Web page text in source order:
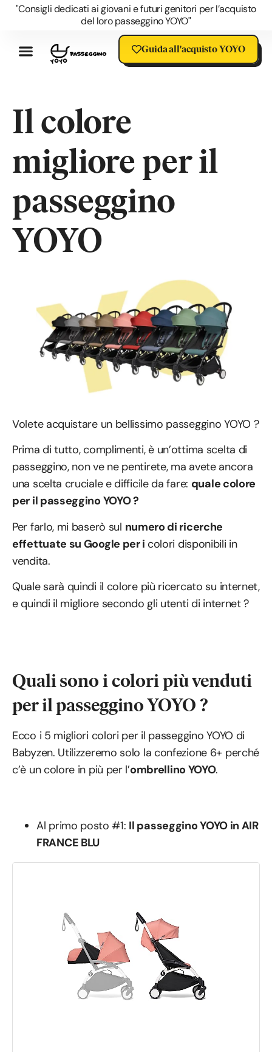
"Consigli dedicati ai giovani e futuri genitori per l’acquisto
del loro passeggino YOYO"
Guida all'acquisto YOYO
Il colore
migliore per il
passeggino
YOYO
Volete acquistare un bellissimo passeggino YOYO ?
Prima di tutto, complimenti, è un’ottima scelta di
passeggino, non ve ne pentirete, ma avete ancora
una scelta cruciale e difficile da fare: quale colore
per il passeggino YOYO ?
Per farlo, mi baserò sul numero di ricerche
effettuate su Google per i colori disponibili in
vendita.
Quale sarà quindi il colore più ricercato su internet,
e quindi il migliore secondo gli utenti di internet ?
Quali sono i colori più venduti
per il passeggino YOYO ?
Ecco i 5 migliori colori per il passeggino YOYO di
Babyzen. Utilizzeremo solo la confezione 6+ perché
c’è un colore in più per l’ombrellino YOYO.
Al primo posto #1: Il passeggino YOYO in AIR
FRANCE BLU